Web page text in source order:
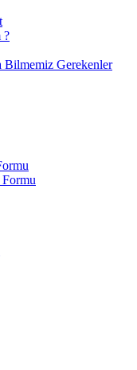
?
Bilmemiz Gerekenler
Formu